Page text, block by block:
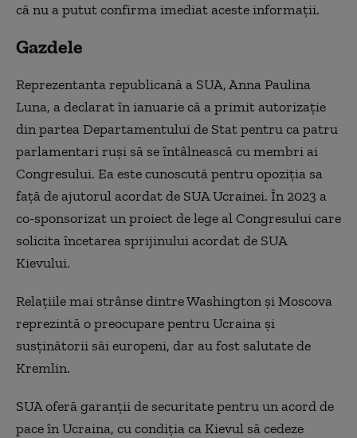
că nu a putut confirma imediat aceste informaţii.
Gazdele
Reprezentanta republicană a SUA, Anna Paulina
Luna, a declarat în ianuarie că a primit autorizaţie
din partea Departamentului de Stat pentru ca patru
parlamentari ruşi să se întâlnească cu membri ai
Congresului. Ea este cunoscută pentru opoziţia sa
faţă de ajutorul acordat de SUA Ucrainei. În 2023 a
co-sponsorizat un proiect de lege al Congresului care
solicita încetarea sprijinului acordat de SUA
Kievului.
Relaţiile mai strânse dintre Washington şi Moscova
reprezintă o preocupare pentru Ucraina şi
susţinătorii săi europeni, dar au fost salutate de
Kremlin.
SUA oferă garanţii de securitate pentru un acord de
pace în Ucraina, cu condiţia ca Kievul să cedeze